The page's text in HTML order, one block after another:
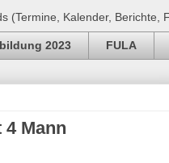
(Termine, Kalender, Berichte,
2023 FULA
Mann